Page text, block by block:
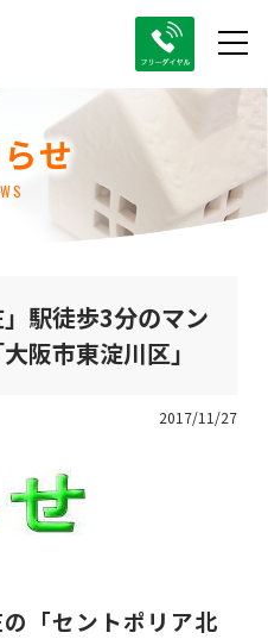
せ
駅徒歩3分のマン
阪市東淀川区」
2017/11/27
「セントポリア北